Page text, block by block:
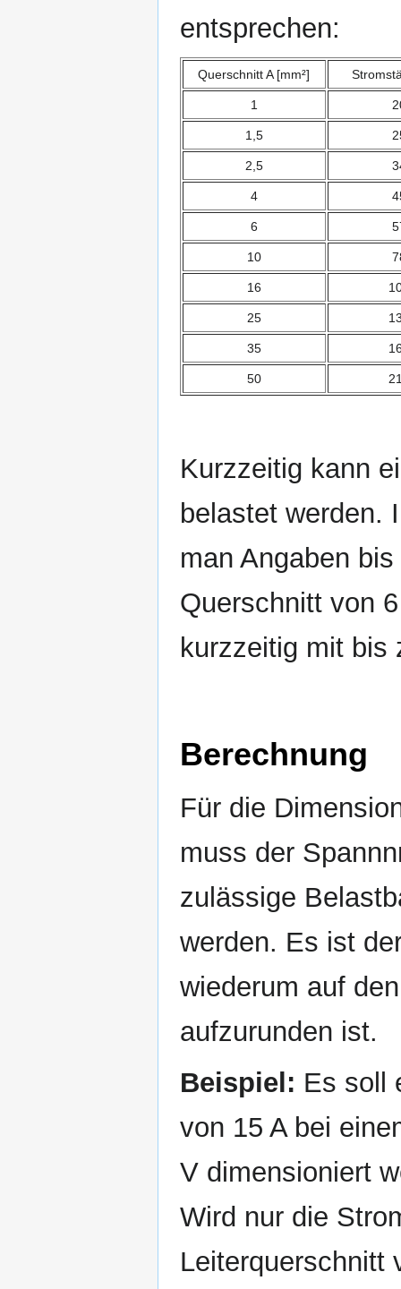
entsprechen:
Querschnitt A [mm²]
1
1,5
2,5
4
6
10
16
25
35
50
Kurzzeitig kann
belastet werden.
man Angaben
Querschnitt von
kurzzeitig mit bis
Berechnung
Für die
muss der
zulässige
werden. Es ist
wiederum auf
aufzurunden ist.
Beispiel: Es soll
von 15 A bei
V dimensioniert
Wird nur die
Leiterquerschnitt